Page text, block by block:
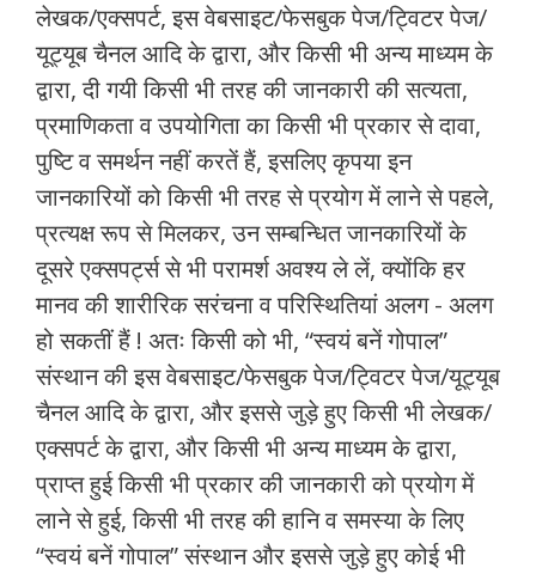
लेखक/एक्सपर्ट, इस वेबसाइट/फेसबुक पेज/ट्विटर पेज/
यूट्यूब चैनल आदि के द्वारा, और किसी भी अन्य माध्यम के
द्वारा, दी गयी किसी भी तरह की जानकारी की सत्यता,
प्रमाणिकता व उपयोगिता का किसी भी प्रकार से दावा,
पुष्टि व समर्थन नहीं करतें हैं, इसलिए कृपया इन
जानकारियों को किसी भी तरह से प्रयोग में लाने से पहले,
प्रत्यक्ष रूप से मिलकर, उन सम्बन्धित जानकारियों के
दूसरे एक्सपर्ट्स से भी परामर्श अवश्य ले लें, क्योंकि हर
मानव की शारीरिक सरंचना व परिस्थितियां अलग - अलग
हो सकतीं हैं ! अतः किसी को भी, “स्वयं बनें गोपाल”
संस्थान की इस वेबसाइट/फेसबुक पेज/ट्विटर पेज/यूट्यूब
चैनल आदि के द्वारा, और इससे जुड़े हुए किसी भी लेखक/
एक्सपर्ट के द्वारा, और किसी भी अन्य माध्यम के द्वारा,
प्राप्त हुई किसी भी प्रकार की जानकारी को प्रयोग में
लाने से हुई, किसी भी तरह की हानि व समस्या के लिए
“स्वयं बनें गोपाल” संस्थान और इससे जुड़े हुए कोई भी